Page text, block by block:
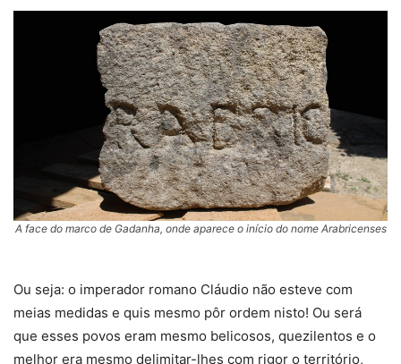
A face do marco de Gadanha, onde aparece o início do nome Arabricenses
Ou seja: o imperador romano Cláudio não esteve com
meias medidas e quis mesmo pôr ordem nisto! Ou será
que esses povos eram mesmo belicosos, quezilentos e o
melhor era mesmo delimitar-lhes com rigor o território,